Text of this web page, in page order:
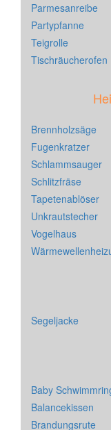
Parmesanreibe
Partypfanne
Teigrolle
Tischräucherofen
Brennholzsäge
Fugenkratzer
Schlammsauger
Schlitzfräse
Tapetenablöser
Unkrautstecher
Vogelhaus
Segeljacke
Baby
Balancekissen
Brandungsrute